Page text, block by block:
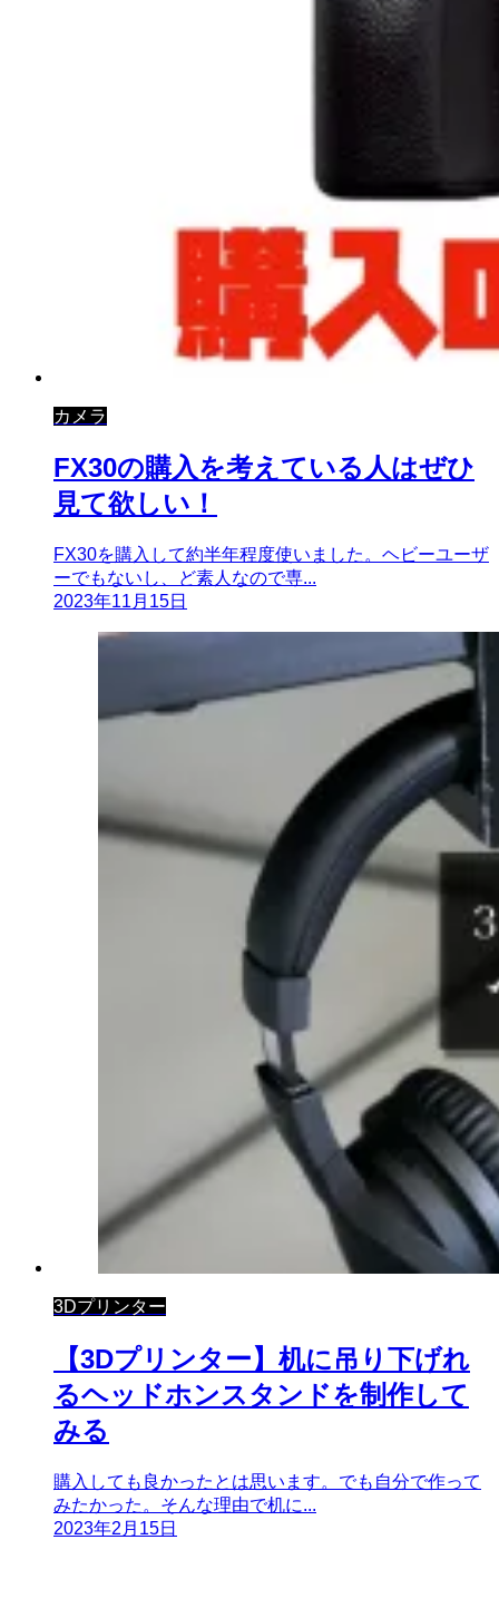
カメラ
FX30の購入を考えている人はぜひ
見て欲しい！
FX30を購入して約半年程度使いました。ヘビーユーザ
ーでもないし、ど素人なので専...
2023年11月15日
3Dプリンター
【3Dプリンター】机に吊り下げれ
るヘッドホンスタンドを制作して
みる
購入しても良かったとは思います。でも自分で作って
みたかった。そんな理由で机に...
2023年2月15日